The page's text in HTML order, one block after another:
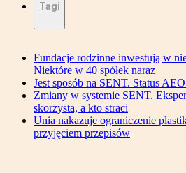
Tagi
Fundacje rodzinne inwestują w
Niektóre w 40 spółek naraz
Jest sposób na SENT. Status
Zmiany w systemie SENT.
skorzysta, a kto straci
Unia nakazuje ograniczenie
przyjęciem przepisów